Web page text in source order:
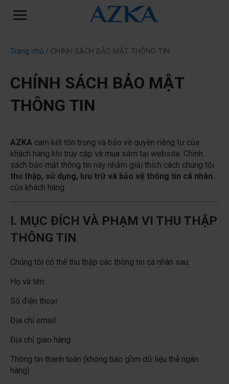
Trang chủ / CHÍNH SÁCH BẢO MẬT THÔNG TIN
CHÍNH SÁCH BẢO MẬT
THÔNG TIN
AZKA cam kết tôn trọng và bảo vệ quyền riêng tư của
khách hàng khi truy cập và mua sắm tại website. Chính
sách bảo mật thông tin này nhằm giải thích cách chúng tôi
thu thập, sử dụng, lưu trữ và bảo vệ thông tin cá nhân
của khách hàng.
I. MỤC ĐÍCH VÀ PHẠM VI THU THẬP
THÔNG TIN
Chúng tôi có thể thu thập các thông tin cá nhân sau:
Họ và tên
Số điện thoại
Địa chỉ email
Địa chỉ giao hàng
Thông tin thanh toán (không bao gồm dữ liệu thẻ ngân
hàng)